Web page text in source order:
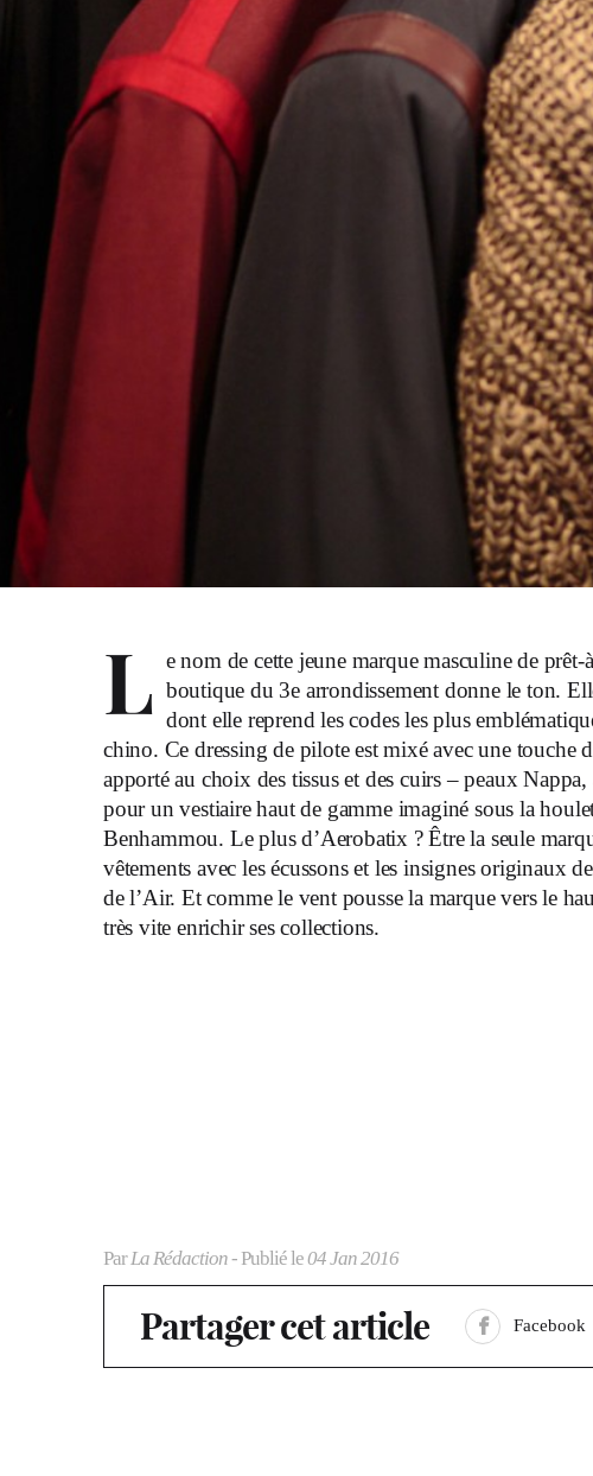
L e nom de cette jeune marque masculine de
boutique du 3e arrondissement donne le ton.
dont elle reprend les codes les plus
chino. Ce dressing de pilote est mixé avec une touche
apporté au choix des tissus et des cuirs – peaux
pour un vestiaire haut de gamme imaginé sous la
Benhammou. Le plus d’Aerobatix ? Être la seule
vêtements avec les écussons et les insignes originaux
de l’Air. Et comme le vent pousse la marque vers le
très vite enrichir ses collections.
ParLa Rédaction- Publié le04 Jan 2016
Partager cet article Facebook